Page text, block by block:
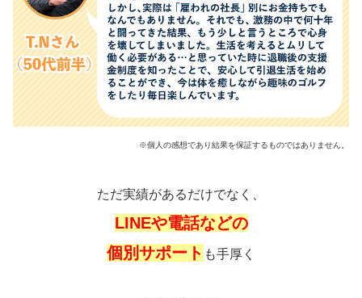
※個人の感想であり結果を保証するものではありません。
ただ実績があるだけでなく、
LINEや電話などの
個別サポート も手厚く